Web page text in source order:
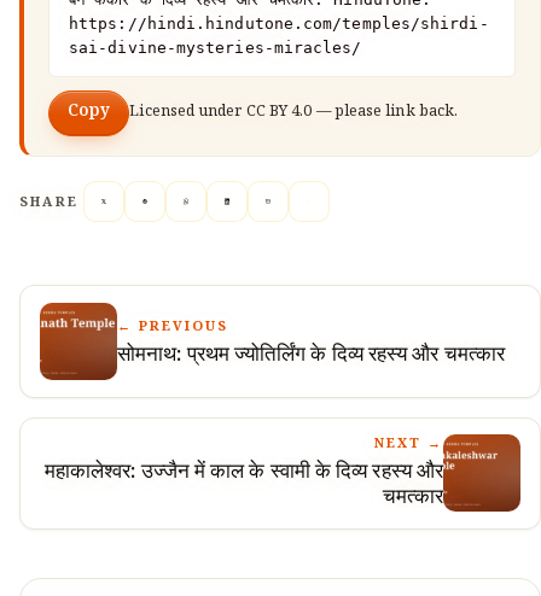
https://hindi.hindutone.com/temples/shirdi-
sai-divine-mysteries-miracles/
Copy Licensed under CC BY 4.0 — please link back.
SHARE
← PREVIOUS
सोमनाथ: प्रथम ज्योतिर्लिंग के दिव्य रहस्य और चमत्कार
NEXT →
महाकालेश्वर: उज्जैन में काल के स्वामी के दिव्य रहस्य और
चमत्कार